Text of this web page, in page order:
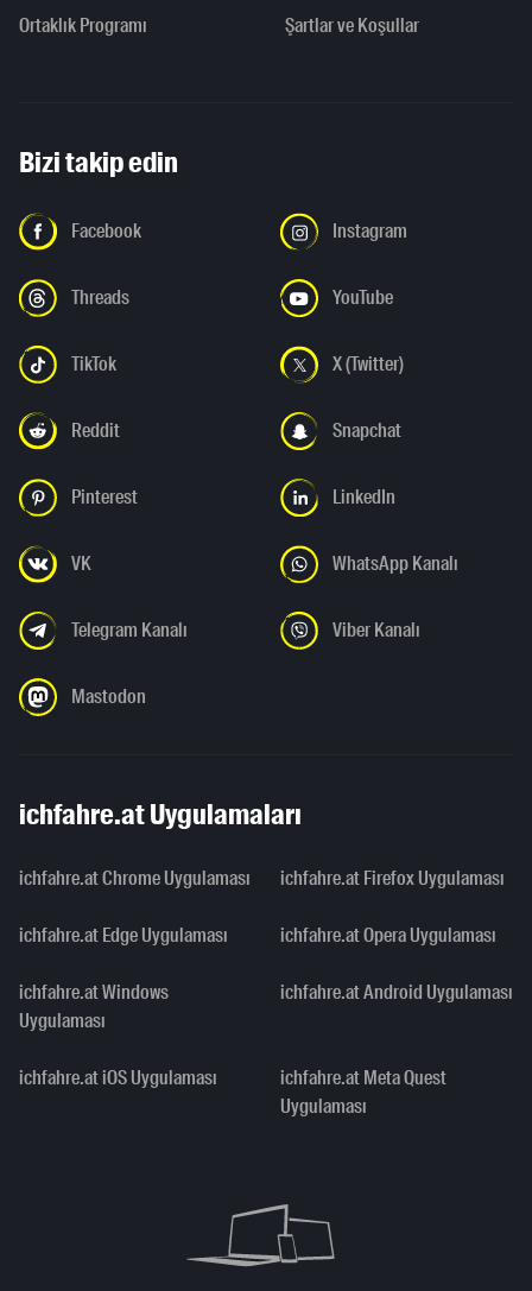
Ortaklık Programı Şartlar ve Koşullar
Bizi takip edin
Facebook Instagram
Threads YouTube
TikTok X (Twitter)
Reddit Snapchat
Pinterest LinkedIn
VK WhatsApp Kanalı
Telegram Kanalı Viber Kanalı
Mastodon
ichfahre.at Uygulamaları
ichfahre.at Chrome Uygulaması ichfahre.at Firefox Uygulaması
ichfahre.at Edge Uygulaması ichfahre.at Opera Uygulaması
ichfahre.at Windows
Uygulaması
ichfahre.at Android Uygulaması
ichfahre.at iOS Uygulaması
ichfahre.at Meta Quest
Uygulaması